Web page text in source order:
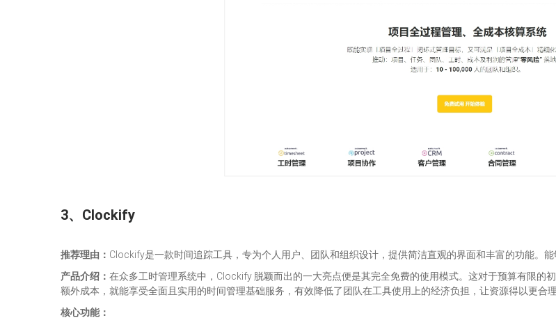
3、Clockify
推荐理由： Clockify是一款时间追踪工具，专为个人用户、团队和组织设计，提供简洁直观的界面和丰富的功能。能
产品介绍： 在众多工时管理系统中，Clockify 脱颖而出的一大亮点便是其完全免费的使用模式。这对于预算有限的
额外成本，就能享受全面且实用的时间管理基础服务，有效降低了团队在工具使用上的经济负担，让资源得以更合
核心功能：